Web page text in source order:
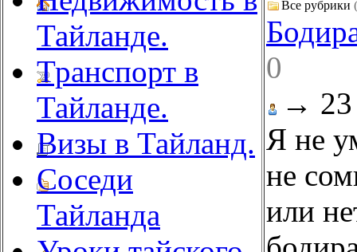
Тайланде.
Транспорт в
Тайланде.
Визы в Тайланд.
Соседи
Тайланда
Все рубрики
0
→
Я не
не
или